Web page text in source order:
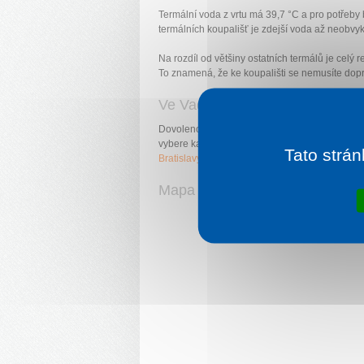
Termální voda z vrtu má 39,7 °C a pro
termálních koupališť je zdejší voda až
Na rozdíl od většiny ostatních termálů je celý
To znamená, že ke koupališti se nemusíte
Ve Vadaši si vybere každý
Dovolenou ve Vadaši
vybere každý —
Bratislavy
až po babičky, které si odpočinou v
Mapa areálu s fotografiemi
Tato